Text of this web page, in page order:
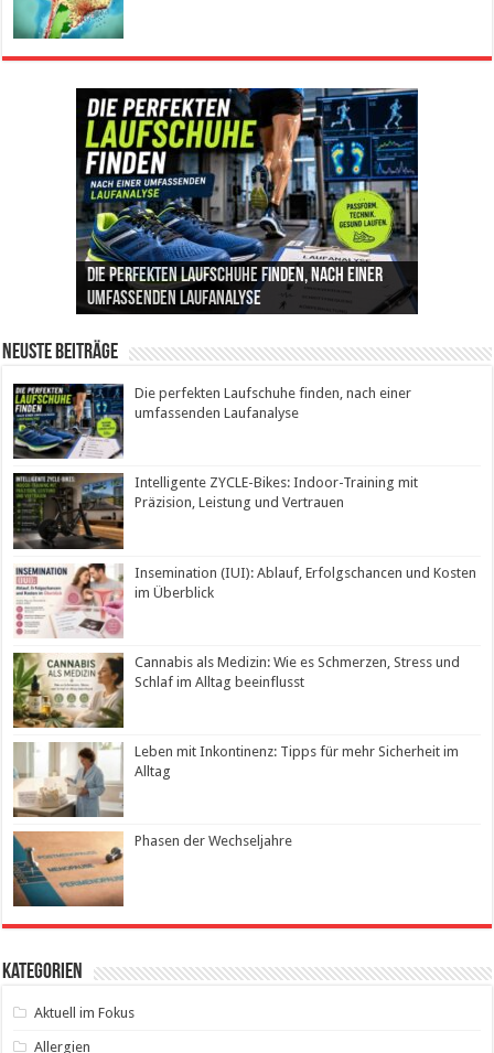
Die perfekten Laufschuhe finden, nach einer
umfassenden Laufanalyse
Intelligente ZYCLE-Bikes: Indoor-Training mit
Präzision, Leistung und Vertrauen
Insemination (IUI): Ablauf, Erfolgschancen und
Kosten im Überblick
Cannabis als Medizin: Wie es Schmerzen, Stress
und Schlaf im Alltag beeinflusst
Leben mit Inkontinenz: Tipps für mehr
Sicherheit im Alltag
Neuste Beiträge
Die perfekten Laufschuhe finden, nach einer
umfassenden Laufanalyse
Intelligente ZYCLE-Bikes: Indoor-Training mit
Präzision, Leistung und Vertrauen
Insemination (IUI): Ablauf, Erfolgschancen und Kosten
im Überblick
Cannabis als Medizin: Wie es Schmerzen, Stress und
Schlaf im Alltag beeinflusst
Leben mit Inkontinenz: Tipps für mehr Sicherheit im
Alltag
Phasen der Wechseljahre
Kategorien
Aktuell im Fokus
Allergien